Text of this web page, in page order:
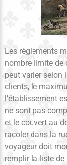
Les règlements
nombre limite de
peut varier selon
clients, le
l’établissement
ne sont pas
et le couvert au
racoler dans la
voyageur doit
remplir la liste de